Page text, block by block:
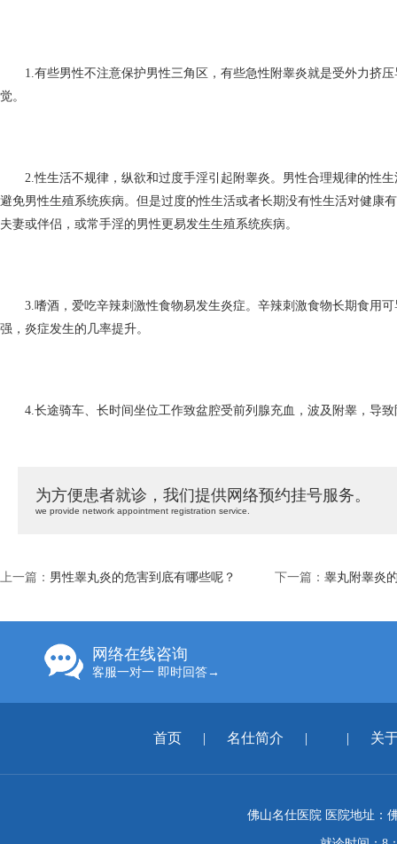
1.有些男性不注意保护男性三角区，有些急性附睾炎就是受外力挤压
觉。
2.性生活不规律，纵欲和过度手淫引起附睾炎。男性合理规律的性生
避免男性生殖系统疾病。但是过度的性生活或者长期没有性生活对健康
夫妻或伴侣，或常手淫的男性更易发生生殖系统疾病。
3.嗜酒，爱吃辛辣刺激性食物易发生炎症。辛辣刺激食物长期食用可
强，炎症发生的几率提升。
4.长途骑车、长时间坐位工作致盆腔受前列腺充血，波及附睾，导致
为方便患者就诊，我们提供网络预约挂号服务。
we provide network appointment registration service.
上一篇： 男性睾丸炎的危害到底有哪些呢？ 下一篇： 睾丸附睾炎
网络在线咨询
客服一对一 即时回答→
首页 | 名仕简介 | | 关
佛山名仕医院 医院地址：